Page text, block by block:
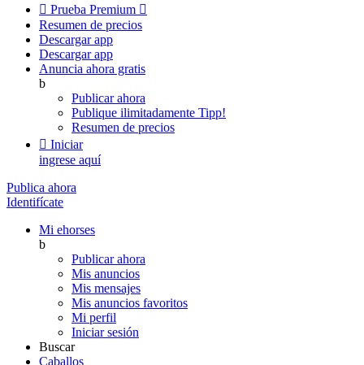
 Prueba Premium 
Resumen de precios
Descargar app
Descargar app
Anuncia ahora gratis
b
Publicar ahora
Publique ilimitadamente Tipp!
Resumen de precios
 Iniciar
ingrese aquí
Publica ahora
Identifícate
Mi ehorses
b
Publicar ahora
Mis anuncios
Mis mensajes
Mis anuncios favoritos
Mi perfil
Iniciar sesión
Buscar
Caballos